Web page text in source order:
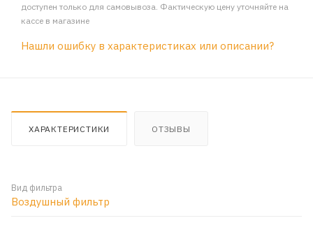
доступен только для самовывоза. Фактическую цену уточняйте на
кассе в магазине
Нашли ошибку в характеристиках или описании?
ХАРАКТЕРИСТИКИ ОТЗЫВЫ
Вид фильтра
Воздушный фильтр